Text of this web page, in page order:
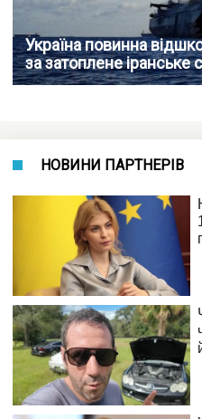
Україна повинна
за затоплене
НОВИНИ ПАРТНЕРІВ